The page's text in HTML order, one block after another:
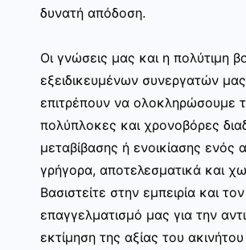
δυνατή απόδοση.
Οι γνώσεις μας και η πολύτιμη
εξειδικευμένων συνεργατών
επιτρέπουν να ολοκληρώσουμε
πολύπλοκες και χρονοβόρες
μεταβίβασης ή ενοικίασης ενός
γρήγορα, αποτελεσματικά και
Βασιστείτε στην εμπειρία και τον
επαγγελματισμό μας για την
εκτίμηση της αξίας του